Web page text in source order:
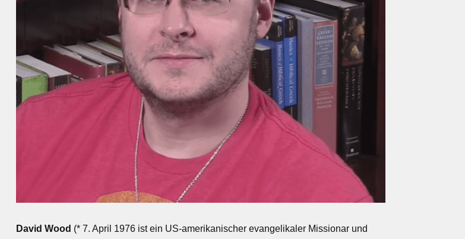
David Wood (*7. April 1976 ist ein US-amerikanischer evangelikaler Missionar und